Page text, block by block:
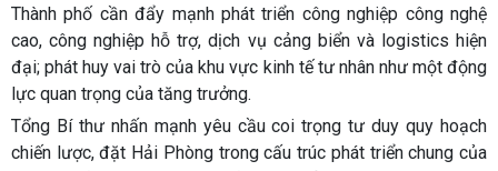
Thành phố cần đẩy mạnh phát triển công nghiệp công nghệ
cao, công nghiệp hỗ trợ, dịch vụ cảng biển và logistics hiện
đại; phát huy vai trò của khu vực kinh tế tư nhân như một động
lực quan trọng của tăng trưởng.
Tổng Bí thư nhấn mạnh yêu cầu coi trọng tư duy quy hoạch
chiến lược, đặt Hải Phòng trong cấu trúc phát triển chung của